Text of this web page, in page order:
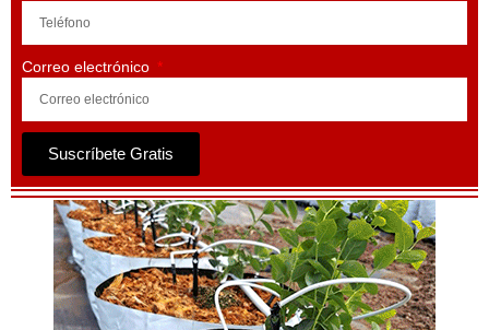
Correo electrónico
Suscríbete Gratis